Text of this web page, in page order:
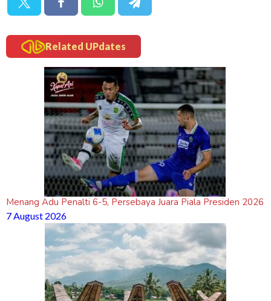
Related UPdates
Menang Adu Penalti 6-5, Persebaya Juara Piala Presiden 2026
7 August 2026